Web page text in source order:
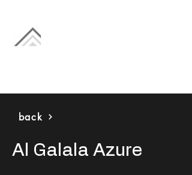
back
Al Galala Azure